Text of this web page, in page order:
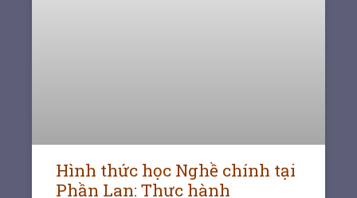
Hình thức học Nghề chính tại
Phần Lan: Thực hành